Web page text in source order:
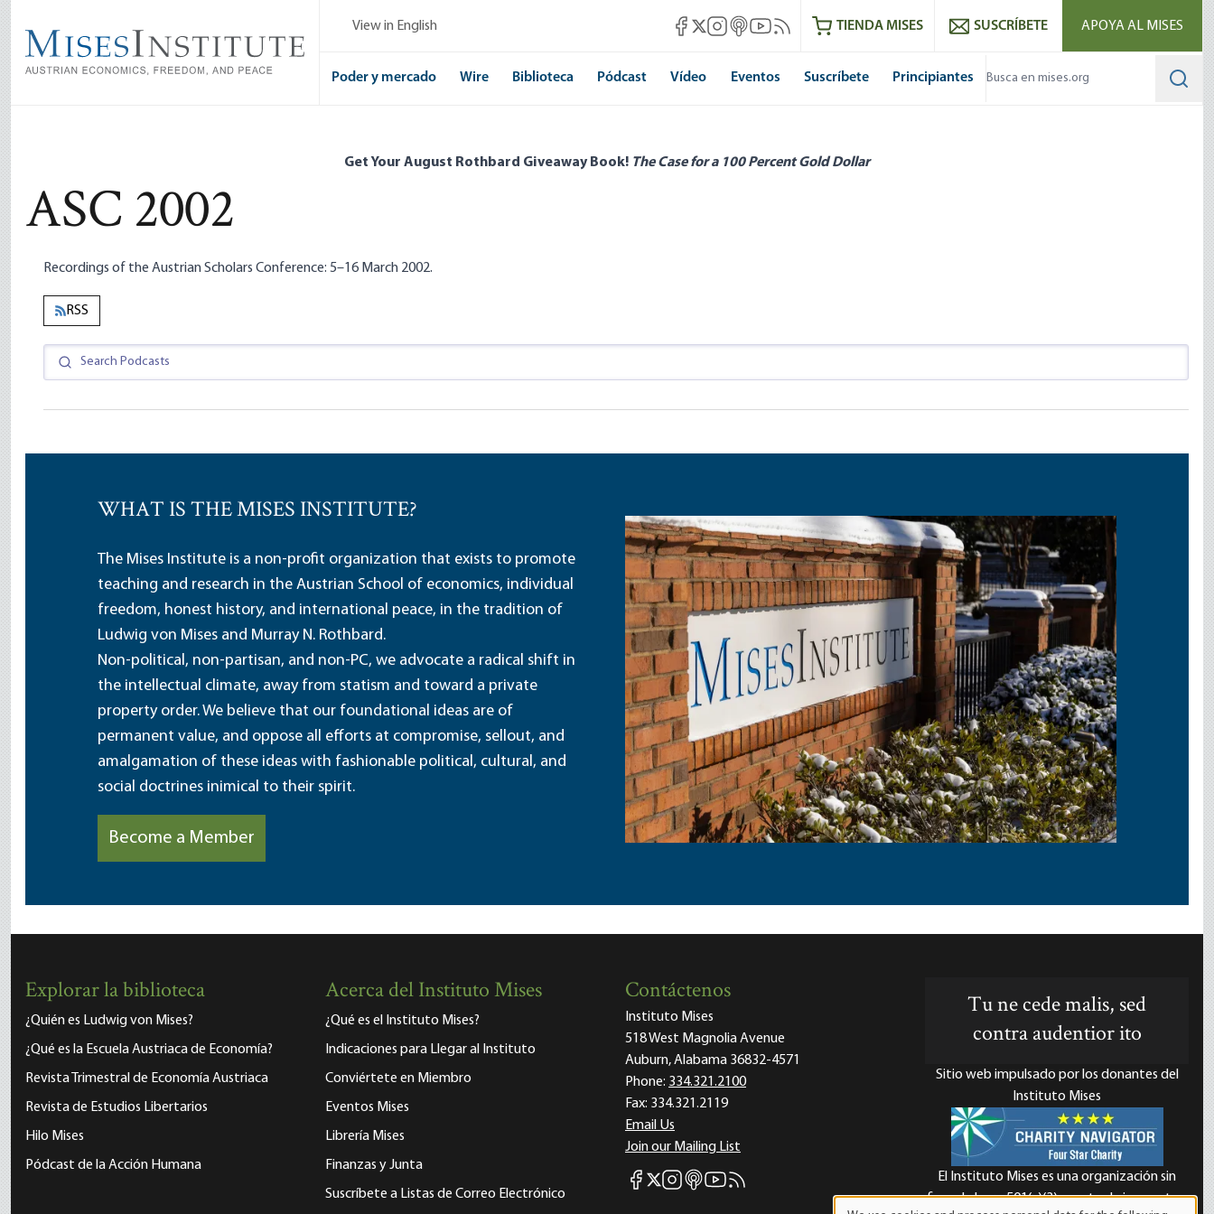
main
content
View in English Mises Facebook
Mises X
Mises Instagram
Mises itunes
Mises Youtube
Mises RSS feedTIENDA MISES SUSCRÍBETE APOYA AL MISES
Poder y mercado Wire Biblioteca Pódcast Vídeo Eventos Suscríbete Principiantes
Get Your August Rothbard Giveaway Book! The Case for a 100 Percent Gold Dollar
ASC 2002
Recordings of the Austrian Scholars Conference: 5–16 March 2002.
RSS
WHAT IS THE MISES INSTITUTE?
The Mises Institute is a non-profit organization that exists to promote
teaching and research in the Austrian School of economics, individual
freedom, honest history, and international peace, in the tradition of
Ludwig von Mises and Murray N. Rothbard.
Non-political, non-partisan, and non-PC, we advocate a radical shift in
the intellectual climate, away from statism and toward a private
property order. We believe that our foundational ideas are of
permanent value, and oppose all efforts at compromise, sellout, and
amalgamation of these ideas with fashionable political, cultural, and
social doctrines inimical to their spirit.
Become a Member
Explorar la biblioteca
¿Quién es Ludwig von Mises?
¿Qué es la Escuela Austriaca de Economía?
Revista Trimestral de Economía Austriaca
Revista de Estudios Libertarios
Hilo Mises
Pódcast de la Acción Humana
Acerca del Instituto Mises
¿Qué es el Instituto Mises?
Indicaciones para Llegar al Instituto
Conviértete en Miembro
Eventos Mises
Librería Mises
Finanzas y Junta
Suscríbete a Listas de Correo Electrónico
Contáctenos
Instituto Mises
518 West Magnolia Avenue
Auburn, Alabama 36832-4571
Phone: 334.321.2100
Fax: 334.321.2119
Email Us
Join our Mailing List
Mises Facebook
Mises X
Mises Instagram
Mises itunes
Mises Youtube
Mises RSS feed
Tu ne cede malis, sed
contra audentior ito
Sitio web impulsado por los donantes del
Instituto Mises
El Instituto Mises es una organización sin
fines de lucro 501(c)(3) exenta de impuestos.